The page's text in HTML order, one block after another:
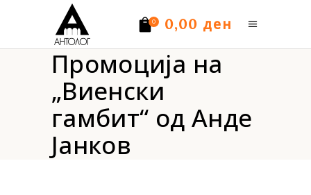
0 0,00 ден
Нема производи.
Промоција на
„Виенски
гамбит“ од Анде
Јанков